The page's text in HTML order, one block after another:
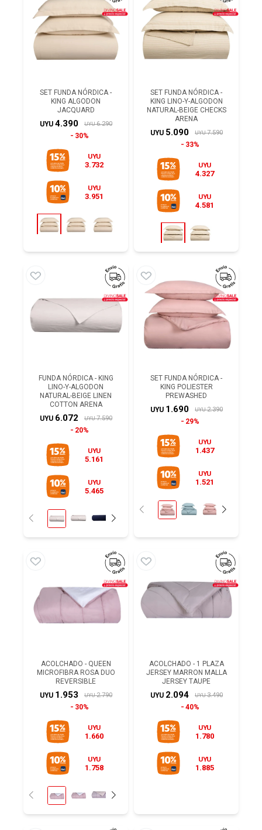
SET FUNDA NÓRDICA -
KING ALGODON
JACQUARD
UYU 4.390 UYU 6.290
30%
UYU
3.732
UYU
3.951
SET FUNDA NÓRDICA -
KING LINO-Y-ALGODON
NATURAL-BEIGE CHECKS
ARENA
UYU 5.090 UYU 7.590
33%
UYU
4.327
UYU
4.581
FUNDA NÓRDICA - KING
LINO-Y-ALGODON
NATURAL-BEIGE LINEN
COTTON ARENA
UYU 6.072 UYU 7.590
20%
UYU
5.161
UYU
5.465
SET FUNDA NÓRDICA -
KING POLIESTER
PREWASHED
UYU 1.690 UYU 2.390
29%
UYU
1.437
UYU
1.521
ACOLCHADO - QUEEN
MICROFIBRA ROSA DUO
REVERSIBLE
UYU 1.953 UYU 2.790
30%
UYU
1.660
UYU
1.758
ACOLCHADO - 1 PLAZA
JERSEY MARRON MALLA
JERSEY TAUPE
UYU 2.094 UYU 3.490
40%
UYU
1.780
UYU
1.885